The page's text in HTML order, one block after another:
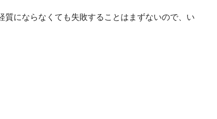
にならなくても失敗することはまずないので、い